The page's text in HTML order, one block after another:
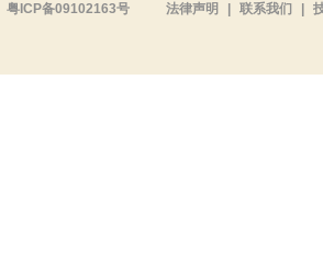
粤ICP备09102163号
法律声明 联系我们